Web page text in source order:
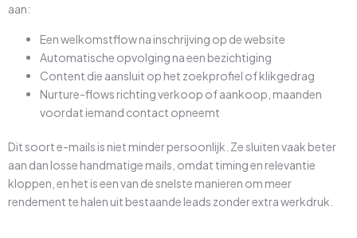
aan:
Een welkomstflow na inschrijving op de website
Automatische opvolging na een bezichtiging
Content die aansluit op het zoekprofiel of klikgedrag
Nurture-flows richting verkoop of aankoop, maanden
voordat iemand contact opneemt
Dit soort e-mails is niet minder persoonlijk. Ze sluiten vaak beter
aan dan losse handmatige mails, omdat timing en relevantie
kloppen, en het is een van de snelste manieren om meer
rendement te halen uit bestaande leads zonder extra werkdruk.